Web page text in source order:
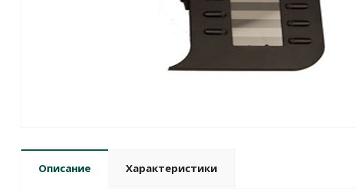
Описание Характеристики